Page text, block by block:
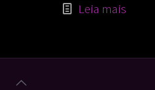
Leia mais